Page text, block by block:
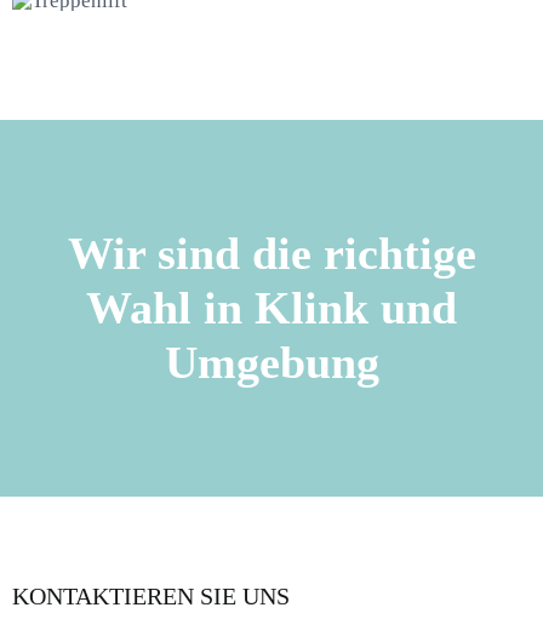
Wir sind die richtige
Wahl in Klink und
Umgebung
KONTAKTIEREN SIE UNS